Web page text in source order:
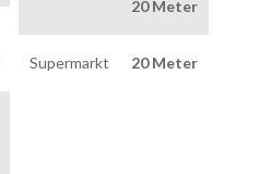
20 Meter
Supermarkt 20 Meter